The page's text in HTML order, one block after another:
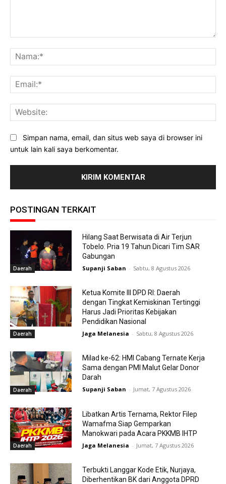
Simpan nama, email, dan situs web saya di browser ini
untuk lain kali saya berkomentar.
POSTINGAN TERKAIT
Daerah
Hilang Saat Berwisata di Air Terjun
Tobelo. Pria 19 Tahun Dicari Tim SAR
Gabungan
Supanji Saban - Sabtu, 8 Agustus 2026
Daerah
Ketua Komite III DPD RI: Daerah
dengan Tingkat Kemiskinan Tertinggi
Harus Jadi Prioritas Kebijakan
Pendidikan Nasional
Jaga Melanesia - Sabtu, 8 Agustus 2026
Daerah
Milad ke-62: HMI Cabang Ternate Kerja
Sama dengan PMI Malut Gelar Donor
Darah
Supanji Saban - Jumat, 7 Agustus 2026
Daerah
Libatkan Artis Ternama, Rektor Filep
Wamafma Siap Gemparkan
Manokwari pada Acara PKKMB IHTP
Jaga Melanesia - Jumat, 7 Agustus 2026
Terbukti Langgar Kode Etik, Nurjaya,
Diberhentikan BK dari Anggota DPRD